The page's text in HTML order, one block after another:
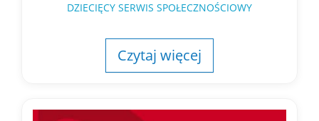
DZIECIĘCY SERWIS SPOŁECZNOŚCIOWY
Czytaj więcej